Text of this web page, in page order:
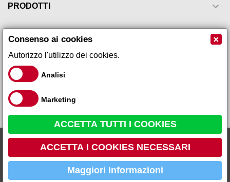
Cipresso S.I.
9,40 €
AGGIUNGI AL CARRELLO
PRODOTTI 

IL TUO ACCOUNT
Consenso ai cookies ×
Autorizzo l'utilizzo dei cookies.
Analisi
Marketing
ACCETTA TUTTI I COOKIES
ACCETTA I COOKIES NECESSARI
Maggiori Informazioni
Galeno Sistemi s.r.l via Leopardi, 17 - 59015 - Carmignano Loc.
Comeana (PO) Tel 055 87 10 105 P.IVA 01666260979 R.E.A PO
459736